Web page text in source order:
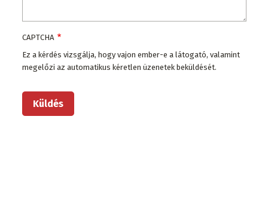
CAPTCHA
Ez a kérdés vizsgálja, hogy vajon ember-e a látogató, valamint
megelőzi az automatikus kéretlen üzenetek beküldését.